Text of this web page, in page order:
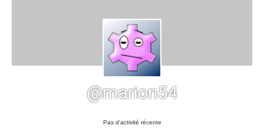
@marion54
Pas d’activité récente